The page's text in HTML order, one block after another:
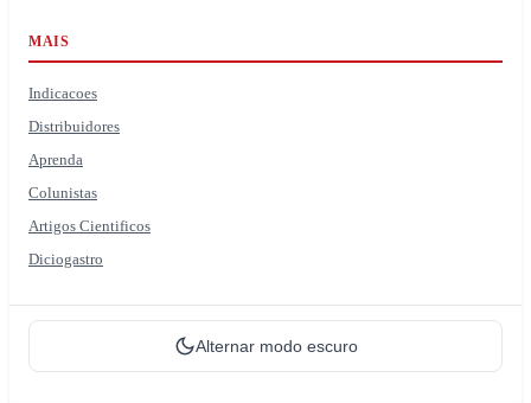
MAIS
Indicacoes
Distribuidores
Aprenda
Colunistas
Artigos Cientificos
Diciogastro
Alternar modo escuro